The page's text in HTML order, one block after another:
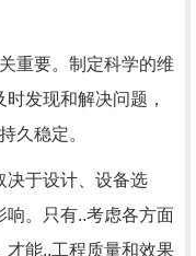
重要。制定科学的维
发现和解决问题，
久稳定。
决于设计、设备选
响。只有..考虑各方面
才能..工程质量和效果